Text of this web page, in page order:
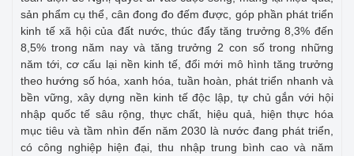
sản phẩm cụ thể, cân đong đo đếm được, góp phần phát triển
kinh tế xã hội của đất nước, thúc đẩy tăng trưởng 8,3% đến
8,5% trong năm nay và tăng trưởng 2 con số trong những
năm tới, cơ cấu lại nền kinh tế, đổi mới mô hình tăng trưởng
theo hướng số hóa, xanh hóa, tuần hoàn, phát triển nhanh và
bền vững, xây dựng nền kinh tế độc lập, tự chủ gắn với hội
nhập quốc tế sâu rộng, thực chất, hiệu quả, hiện thực hóa
mục tiêu và tầm nhìn đến năm 2030 là nước đang phát triển,
có công nghiệp hiện đại, thu nhập trung bình cao và năm